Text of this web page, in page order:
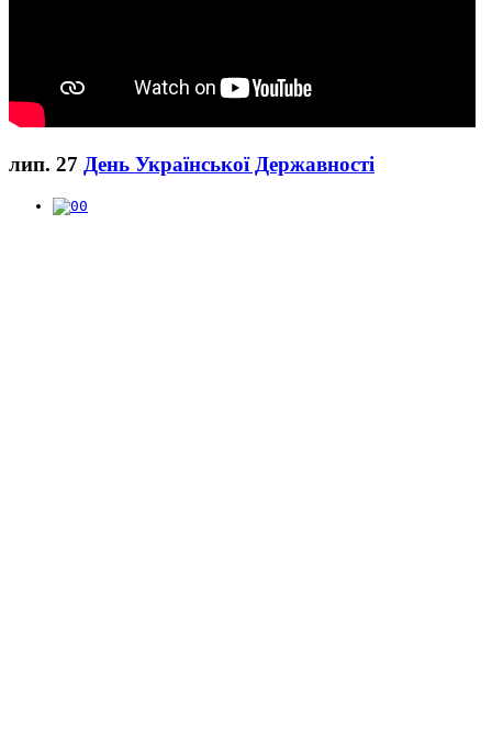
лип. 27 День Української Державності